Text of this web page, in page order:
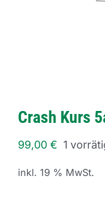
Crash Kurs
99,00 € 1
inkl. 19 % MwSt.